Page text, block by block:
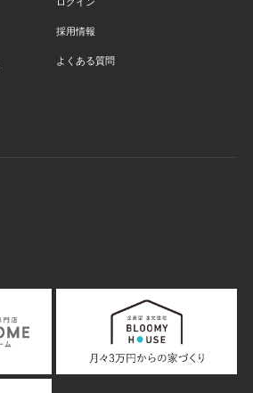
採用情報
よくある質問